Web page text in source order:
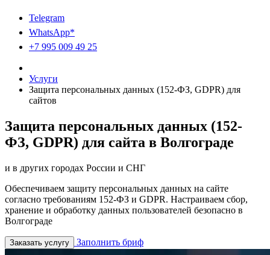
Telegram
WhatsApp*
+7 995 009 49 25
Услуги
Защита персональных данных (152-ФЗ, GDPR) для
сайтов
Защита персональных данных (152-
ФЗ, GDPR) для сайта в Волгограде
и в других городах России и СНГ
Обеспечиваем защиту персональных данных на сайте
согласно требованиям 152-ФЗ и GDPR. Настраиваем сбор,
хранение и обработку данных пользователей безопасно в
Волгограде
Заказать услугу Заполнить бриф